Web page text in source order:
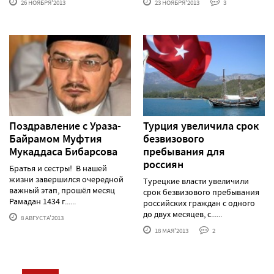
26 НОЯБРЯ'2013 23 НОЯБРЯ'2013 3
Поздравление с Ураза-
Байрамом Муфтия
Мукаддаса Бибарсова
Братья и сестры! В нашей
жизни завершился очередной
важный этап, прошёл месяц
Рамадан 1434 г......
8 АВГУСТА'2013
Турция увеличила срок
безвизового
пребывания для
россиян
Турецкие власти увеличили
срок безвизового пребывания
российских граждан с одного
до двух месяцев, с......
18 МАЯ'2013 2